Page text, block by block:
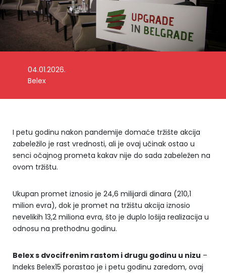
Foto: Belex04.01.2026.
Belex
I petu godinu nakon pandemije domaće tržište akcija
zabeležilo je rast vrednosti, ali je ovaj učinak ostao u
senci očajnog prometa kakav nije do sada zabeležen na
ovom tržištu.
Ukupan promet iznosio je 24,6 milijardi dinara (210,1
milion evra), dok je promet na tržištu akcija iznosio
nevelikih 13,2 miliona evra, što je duplo lošija realizacija u
odnosu na prethodnu godinu.
Belex s dvocifrenim rastom i drugu godinu u nizu –
Indeks Belex15 porastao je i petu godinu zaredom, ovaj